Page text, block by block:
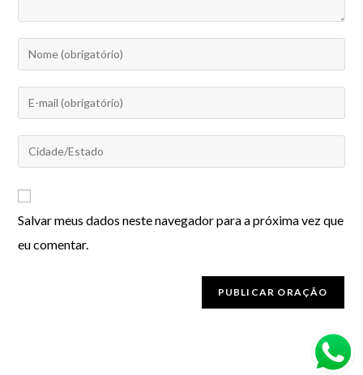
Salvar meus dados neste navegador para a próxima vez que
eu comentar.